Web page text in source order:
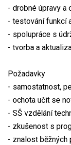
- drobné úpravy
- testování funkcí
- spolupráce s
- tvorba a
Požadavky
- samostatnost,
- ochota učit se
- SŠ vzdělání
- zkušenost s
- znalost běžných